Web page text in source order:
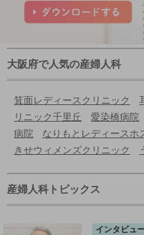
大阪府で人気の産婦人科
箕面レディースクリニック
リニック千里丘
愛染橋病院
病院
なりもとレディースホ
きせウィメンズクリニック
産婦人科トピックス
インタビュ